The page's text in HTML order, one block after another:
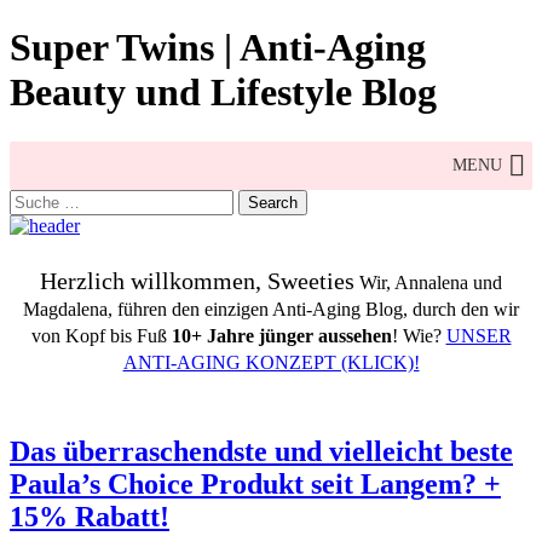
Skip
to
content
Super Twins | Anti-Aging
Beauty und Lifestyle Blog
MENU
Search
for:
Herzlich willkommen, Sweeties Wir, Annalena und
Magdalena, führen den einzigen Anti-Aging Blog, durch den wir
von Kopf bis Fuß 10+ Jahre jünger aussehen! Wie? UNSER
ANTI-AGING KONZEPT (KLICK)!
Das überraschendste und vielleicht beste
Paula’s Choice Produkt seit Langem? +
15% Rabatt!